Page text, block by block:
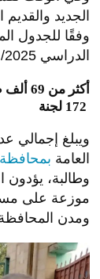
الجديد
وفقًا للجدول
الدراسي 2025/ 2026.
أكثر
ويبلغ إجمالي
العامة
ومدن